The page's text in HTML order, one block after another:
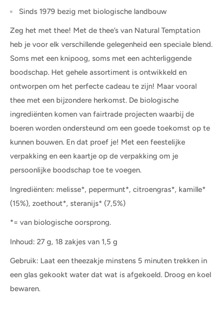
Sinds 1979 bezig met biologische landbouw
Zeg het met thee! Met de thee’s van Natural Temptation
heb je voor elk verschillende gelegenheid een speciale blend.
Soms met een knipoog, soms met een achterliggende
boodschap. Het gehele assortiment is ontwikkeld en
ontworpen om het perfecte cadeau te zijn! Maar vooral
thee met een bijzondere herkomst. De biologische
ingrediënten komen van fairtrade projecten waarbij de
boeren worden ondersteund om een goede toekomst op te
kunnen bouwen. En dat proef je! Met een feestelijke
verpakking en een kaartje op de verpakking om je
persoonlijke boodschap toe te voegen.
Ingrediënten: melisse*, pepermunt*, citroengras*, kamille*
(15%), zoethout*, steranijs* (7,5%)
*= van biologische oorsprong.
Inhoud: 27 g, 18 zakjes van 1,5 g
Gebruik: Laat een theezakje minstens 5 minuten trekken in
een glas gekookt water dat wat is afgekoeld. Droog en koel
bewaren.